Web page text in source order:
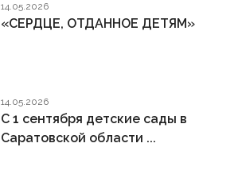
14.05.2026
«СЕРДЦЕ, ОТДАННОЕ ДЕТЯМ»
14.05.2026
С 1 сентября детские сады в
Саратовской области ...